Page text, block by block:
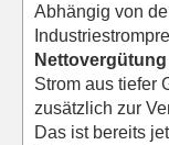
Abhängig von
Nettovergütung
Strom aus tiefer
zusätzlich zur
Das ist bereits